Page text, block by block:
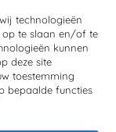
technologieën
te slaan en/of te
kunnen
deze site
toestemming
bepaalde functies